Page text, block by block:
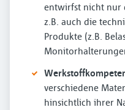
entwirfst nicht nur
z.B. auch die
Produkte (z.B.
verschiedene
hinsichtlich ihrer